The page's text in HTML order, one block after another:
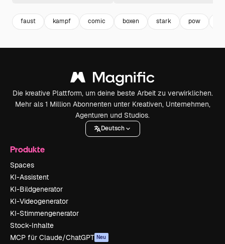
faust kampf comic boxen stark pow
Die kreative Plattform, um deine beste Arbeit zu verwirklichen.
Mehr als 1 Million Abonnenten unter Kreativen, Unternehmen,
Agenturen und Studios.
Deutsch
Produkte
Spaces
KI-Assistent
KI-Bildgenerator
KI-Videogenerator
KI-Stimmengenerator
Stock-Inhalte
MCP für Claude/ChatGPT Neu